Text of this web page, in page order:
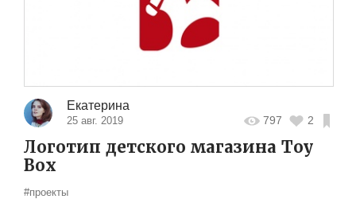
Екатерина
25 авг. 2019 797 2
Логотип детского магазина Toy
Box
#проекты